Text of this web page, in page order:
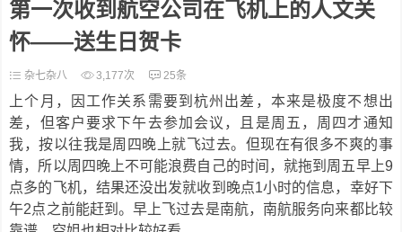
第一次收到航空公司在飞机上的人文关
怀——送生日贺卡
杂七杂八 3,177次 25条
上个月，因工作关系需要到杭州出差，本来是极度不想出
差，但客户要求下午去参加会议，且是周五，周四才通知
我，按以往我是周四晚上就飞过去。但现在有很多不爽的事
情，所以周四晚上不可能浪费自己的时间，就拖到周五早上9
点多的飞机，结果还没出发就收到晚点1小时的信息，幸好下
午2点之前能赶到。早上飞过去是南航，南航服务向来都比较